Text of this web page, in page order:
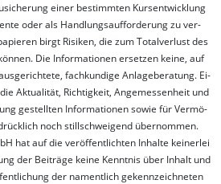
ei­ner be­stim­mt­en Kurs­ent­wick­lung
oder als Handl­ungs­auf­for­der­ung zu ver­
birgt Ri­si­ken, die zum To­tal­ver­lust des
Die In­for­ma­tion­en er­setz­en kei­ne, auf
fach­kun­di­ge An­la­ge­be­ra­tung. Ei­
Ak­tu­ali­tät, Rich­tig­keit, An­ge­mes­sen­heit und
ge­stel­lt­en In­for­ma­tion­en so­wie für Ver­mö­
noch stil­lschwei­gend über­nom­men.
hat auf die ver­öf­fent­lich­ten In­hal­te kei­ner­lei
der Bei­trä­ge kei­ne Ken­nt­nis über In­halt und
der na­ment­lich ge­kenn­zeich­net­en